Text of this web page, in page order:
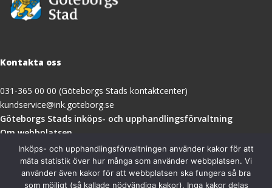
Kontakta oss
031-365 00 00 (Göteborgs Stads kontaktcenter)
kundservice@ink.goteborg.se
Göteborgs Stads inköps- och upphandlingsförvaltning(öppnas
nytt
fönster)
Om webbplatsen
Tillgänglighetsredogörelse
Besöksadress
Inköps- och upphandlingsförvaltningen använder kakor för att
mäta statistik över hur många som använder webbplatsen. Vi
använder även kakor för att webbplatsen ska fungera så bra
som möjligt (så kallade nödvändiga kakor). Inga kakor delas